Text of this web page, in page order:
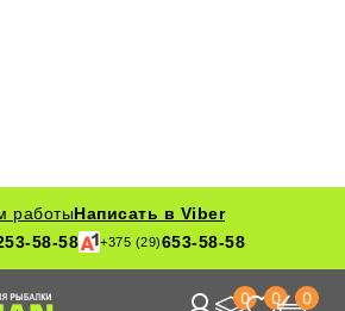
работыНаписать в Viber
58-58 +375 (29)653-58-58
0 0 0